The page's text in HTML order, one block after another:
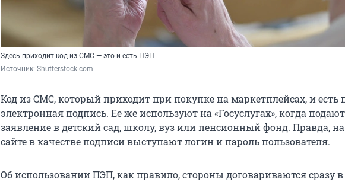
Здесь приходит код из СМС — это и есть ПЭП
Источник: Shutterstock.com
Код из СМС, который приходит при покупке на маркетплейсах, и есть
электронная подпись. Ее же используют на «Госуслугах», когда подают
заявление в детский сад, школу, вуз или пенсионный фонд. Правда,
сайте в качестве подписи выступают логин и пароль пользователя.
Об использовании ПЭП, как правило, стороны договариваются сразу в